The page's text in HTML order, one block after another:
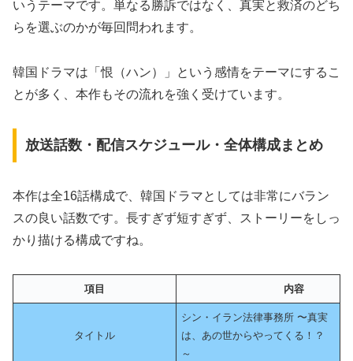
いうテーマです。単なる勝訴ではなく、 真実と救済のどち
らを選ぶのかが毎回問われます。
韓国ドラマは「恨（ハン）」という感情をテーマにするこ
とが多く、本作もその流れを強く受けています。
放送話数・配信スケジュール・全体構成まとめ
本作は全16話構成で、韓国ドラマとしては非常にバラン
スの良い話数です。長すぎず短すぎず、ストーリーをしっ
かり描ける構成ですね。
項目 内容
タイトル
シン・イラン法律事務所 〜真実
は、あの世からやってくる！？
～